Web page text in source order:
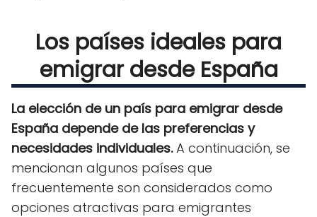
Los países ideales para
emigrar desde España
La elección de un país para emigrar desde
España depende de las preferencias y
necesidades individuales.A continuación, se
mencionan algunos países que
frecuentemente son considerados como
opciones atractivas para emigrantes